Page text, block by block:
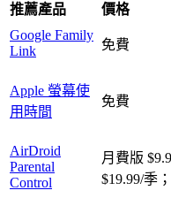
推薦產品 價格
Google Family
Link
免費
Apple 螢幕使
用時間
免費
AirDroid
Parental
Control
月費版
$19.99/季